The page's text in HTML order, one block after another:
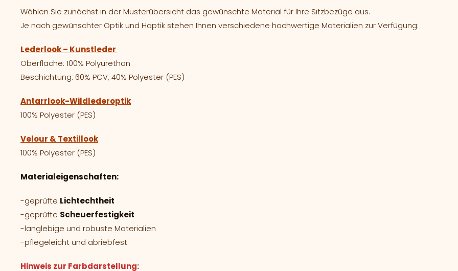
Wählen Sie zunächst in der Musterübersicht das gewünschte Material für Ihre Sitzbezüge aus.
Je nach gewünschter Optik und Haptik stehen Ihnen verschiedene hochwertige Materialien zur Verfügung:
Lederlook – Kunstleder
Oberfläche: 100% Polyurethan
Beschichtung: 60% PCV, 40% Polyester (PES)
Antarrlook-Wildlederoptik
100% Polyester (PES)
Velour & Textillook
100% Polyester (PES)
Materialeigenschaften:
-geprüfte Lichtechtheit
-geprüfte Scheuerfestigkeit
-langlebige und robuste Materialien
-pflegeleicht und abriebfest
Hinweis zur Farbdarstellung: